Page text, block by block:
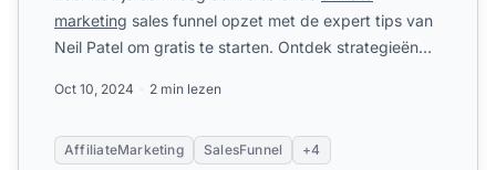
marketing sales funnel opzet met de expert tips van
Neil Patel om gratis te starten. Ontdek strategieën
Oct 10, 2024 2 min lezen
AffiliateMarketing SalesFunnel +4